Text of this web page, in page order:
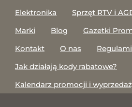
Elektronika
Sprzęt RTV i
Marki
Blog
Gazetki
Kontakt
O nas
Jak działają kody rabatowe?
Kalendarz promocji i